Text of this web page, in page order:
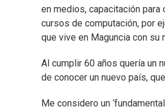
en medios, capacitación
cursos de computación, por
que vive en Maguncia con su
Al cumplir 60 años quería un
de conocer un nuevo país,
Me considero un